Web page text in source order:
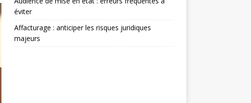
éviter
Affacturage : anticiper les risques juridiques
majeurs